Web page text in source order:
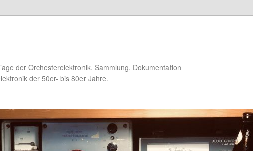
der Orchesterelektronik. Sammlung, Dokumentation
der 50er- bis 80er Jahre.